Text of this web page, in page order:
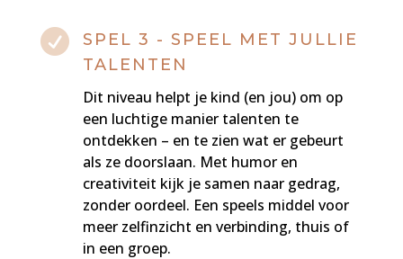

SPEL 3 - SPEEL MET JULLIE
TALENTEN
Dit niveau helpt je kind (en jou) om op
een luchtige manier talenten te
ontdekken – en te zien wat er gebeurt
als ze doorslaan. Met humor en
creativiteit kijk je samen naar gedrag,
zonder oordeel. Een speels middel voor
meer zelfinzicht en verbinding, thuis of
in een groep.